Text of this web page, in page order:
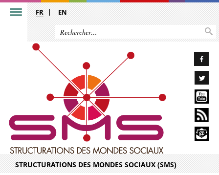
FR EN
STRUCTURATIONS DES MONDES SOCIAUX (SMS)